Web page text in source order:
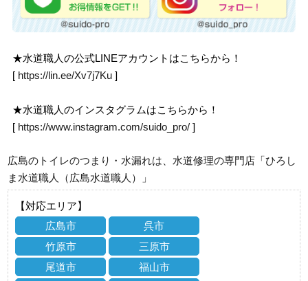
★水道職人の公式LINEアカウントはこちらから！
[ https://lin.ee/Xv7j7Ku ]
★水道職人のインスタグラムはこちらから！
[ https://www.instagram.com/suido_pro/ ]
広島のトイレのつまり・水漏れは、水道修理の専門店「ひろし
ま水道職人（広島水道職人）」
【対応エリア】
広島市
呉市
竹原市
三原市
尾道市
福山市